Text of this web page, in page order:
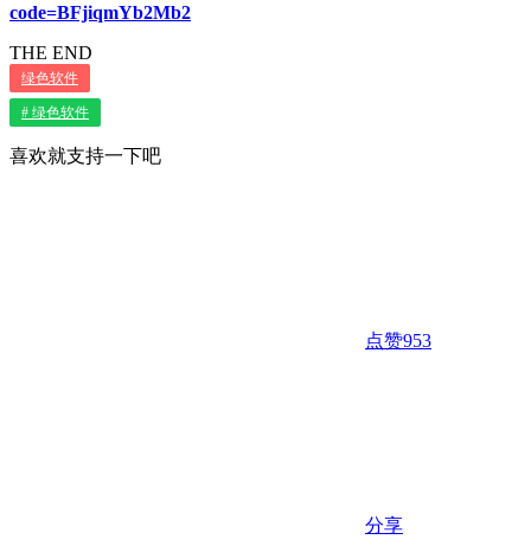
code=BFjiqmYb2Mb2
THE END
绿色软件
# 绿色软件
喜欢就支持一下吧
点赞953
分享